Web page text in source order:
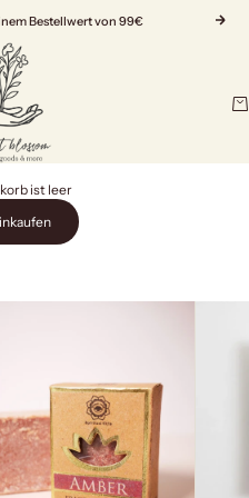
Bestellwert von 99€
Vor
Blossom
ist leer